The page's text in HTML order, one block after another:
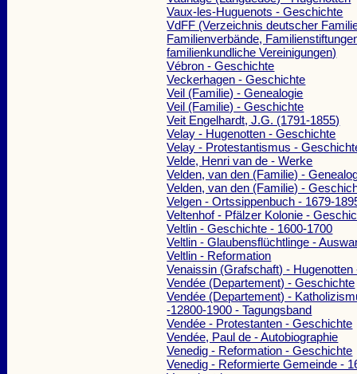
Vaux-les-Huguenots - Geschichte
VdFF (Verzeichnis deutscher
Familienverbände,
familienkundliche Vereinigungen)
Vébron - Geschichte
Veckerhagen - Geschichte
Veil (Familie) - Genealogie
Veil (Familie) - Geschichte
Veit Engelhardt, J.G. (1791-1855)
Velay - Hugenotten - Geschichte
Velay - Protestantismus -
Velde, Henri van de - Werke
Velden, van den (Familie) -
Velden, van den (Familie) -
Velgen - Ortssippenbuch - 1679-
Veltenhof - Pfälzer Kolonie -
Veltlin - Geschichte - 1600-1700
Veltlin - Glaubensflüchtlinge -
Veltlin - Reformation
Venaissin (Grafschaft) -
Vendée (Departement) - Geschichte
Vendée (Departement) -
-12800-1900 - Tagungsband
Vendée - Protestanten - Geschichte
Vendée, Paul de - Autobiographie
Venedig - Reformation - Geschichte
Venedig - Reformierte Gemeinde -